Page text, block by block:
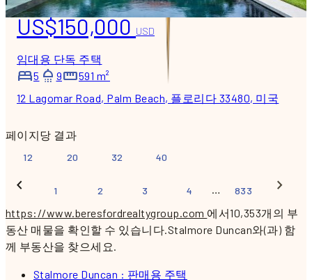
US$150,000USD
임대용 단독 주택
5
9
591 m²
12 Lagomar Road, Palm Beach, 플로리다 33480, 미국
페이지당 결과
12 20 32 40
1 2 3 4 … 833
https://www.beresfordrealtygroup.com 에서10,353개의 부
동산 매물을 확인할 수 있습니다.Stalmore Duncan와(과) 함
께 부동산을 찾으세요.
Stalmore Duncan : 판매용 주택